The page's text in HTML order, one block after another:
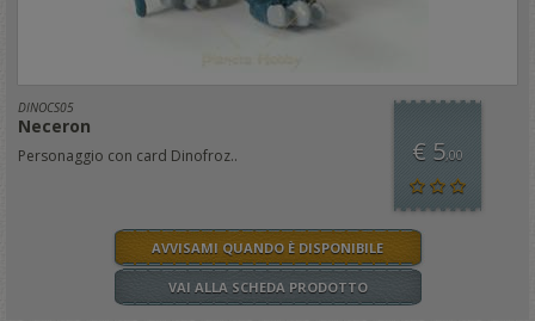
DINOCS05
Neceron
Personaggio con card Dinofroz.. € 5,00
AVVISAMI QUANDO È DISPONIBILE
VAI ALLA SCHEDA PRODOTTO